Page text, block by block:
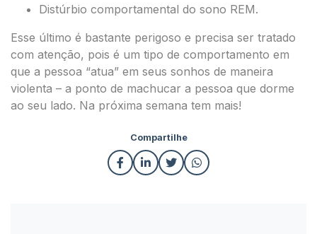
Distúrbio comportamental do sono REM.
Esse último é bastante perigoso e precisa ser tratado
com atenção, pois é um tipo de comportamento em
que a pessoa “atua” em seus sonhos de maneira
violenta – a ponto de machucar a pessoa que dorme
ao seu lado. Na próxima semana tem mais!
Compartilhe